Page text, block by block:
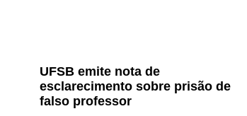
UFSB emite nota de
esclarecimento sobre prisão de
falso professor